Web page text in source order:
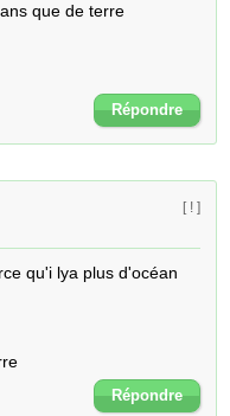
que de terre
Répondre
[ ! ]
qu'i lya plus d'océan
Répondre